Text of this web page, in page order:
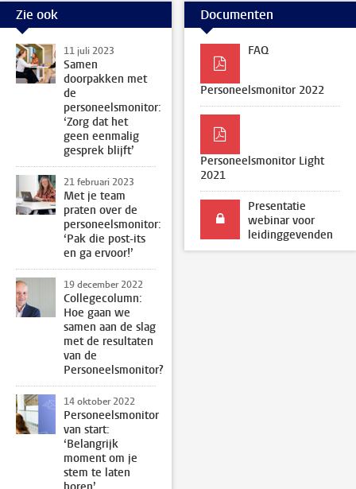
Zie ook
11 juli 2023
Samen
doorpakken met
de
personeelsmonitor:
‘Zorg dat het
geen eenmalig
gesprek blijft’
21 februari 2023
Met je team
praten over de
personeelsmonitor:
‘Pak die post-its
en ga ervoor!’
19 december 2022
Collegecolumn:
Hoe gaan we
samen aan de slag
met de resultaten
van de
Personeelsmonitor?
14 oktober 2022
Personeelsmonitor
van start:
‘Belangrijk
moment om je
stem te laten
Documenten
FAQ
Personeelsmonitor 2022
Personeelsmonitor Light
2021
Presentatie
webinar voor
leidinggevenden